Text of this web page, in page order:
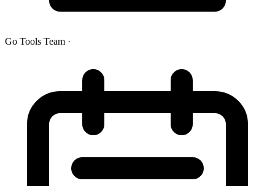
Go Tools Team ·